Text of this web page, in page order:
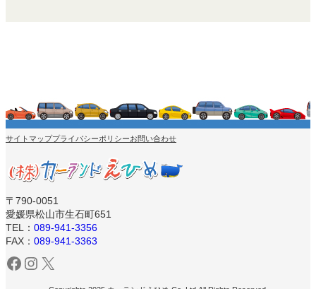
サイトマッププライバシーポリシーお問い合わせ
〒790-0051
愛媛県松山市生石町651
TEL： 089-941-3356
FAX： 089-941-3363
Facebook Instagram X